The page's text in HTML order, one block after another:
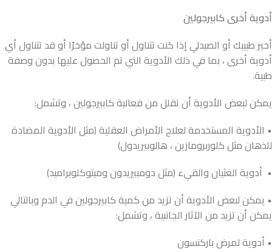
أدوية أخرى كابيرجولين
أخبر طبيبك أو الصيدلي إذا كنت تتناول أو تناولت مؤخرًا أو قد تتناول أي
أدوية أخرى ، بما في ذلك الأدوية التي تم الحصول عليها بدون وصفة
طبية.
يمكن لبعض الأدوية أن تقلل من فعالية كابيرجولين ، وتشمل:
• الأدوية المستخدمة لعلاج الأمراض العقلية (مثل الأدوية المضادة
للذهان مثل كلوربرومازين ، هالوبيريدول)
• أدوية الغثيان والقيء (مثل دومبيريدون وميتوكلوبراميد)
• يمكن لبعض الأدوية أن تزيد من كمية كابيرجولين في الدم وبالتالي
يمكن أن تزيد من الآثار الجانبية ، وتشمل:
• أدوية لمرض باركنسون